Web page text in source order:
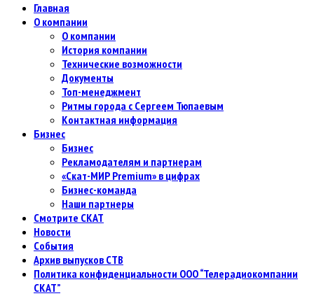
Главная
О компании
О компании
История компании
Технические возможности
Документы
Топ-менеджмент
Ритмы города с Сергеем Тюпаевым
Контактная информация
Бизнес
Бизнес
Рекламодателям и партнерам
«Скат-МИР Premium» в цифрах
Бизнес-команда
Наши партнеры
Смотрите СКАТ
Новости
События
Архив выпусков СТВ
Политика конфиденциальности ООО “Телерадиокомпании
СКАТ”